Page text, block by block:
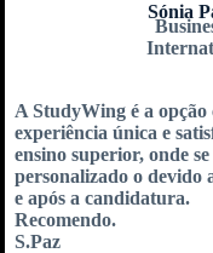
Sónia
A StudyWing é a
experiência única e
ensino superior, onde
personalizado o devido
e após a candidatura.
Recomendo.
S.Paz